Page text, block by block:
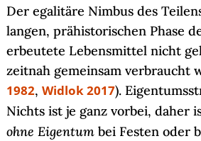
Der egalitäre Nimbus des
langen, prähistorischen Phase
erbeutete Lebensmittel nicht
zeitnah gemeinsam verbraucht
1982, Widlok 2017).
Nichts ist je ganz vorbei, daher
ohne Eigentum bei Festen oder